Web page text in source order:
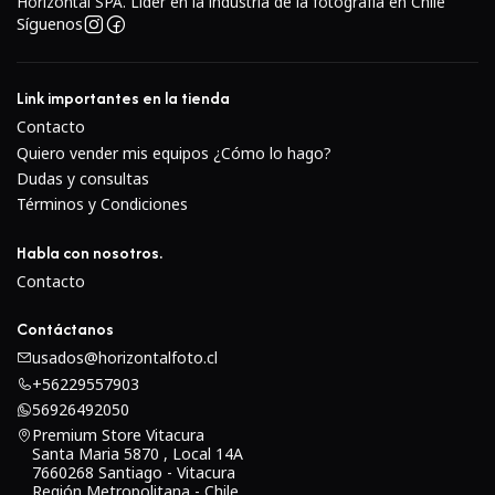
Síguenos
Link importantes en la tienda
Contacto
Quiero vender mis equipos ¿Cómo lo hago?
Dudas y consultas
Términos y Condiciones
Habla con nosotros.
Contacto
Contáctanos
usados@horizontalfoto.cl
+56229557903
56926492050
Premium Store Vitacura
Santa Maria 5870 , Local 14A
7660268 Santiago - Vitacura